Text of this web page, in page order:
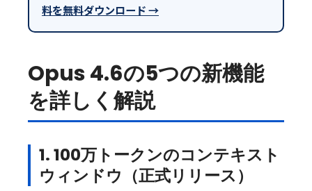
料を無料ダウンロード →
Opus 4.6の5つの新機能
を詳しく解説
1. 100万トークンのコンテキスト
ウィンドウ（正式リリース）